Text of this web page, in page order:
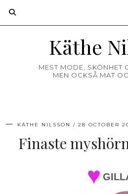
Käthe
MEST MODE, SKÖNHET
MEN OCKSÅ MAT
KÄTHE NILSSON 28 OCTOBER
Finaste